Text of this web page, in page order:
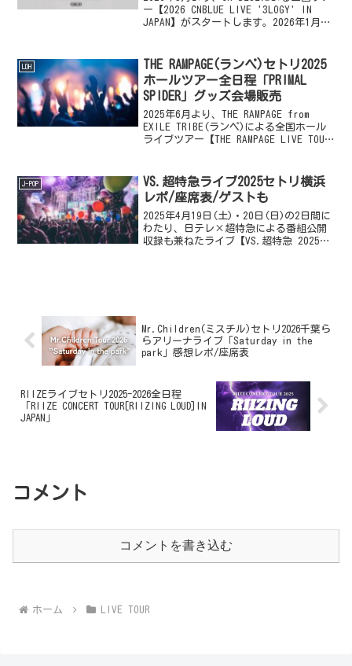
ー【2026 CNBLUE LIVE '3LOGY' IN
JAPAN】がスタートします。2026年1月に
CN...
LDH
THE RAMPAGE(ランペ)セトリ2025
ホールツアー全日程「PRIMAL
SPIDER」グッズ会場販売
2025年6月より、THE RAMPAGE from
EXILE TRIBE(ランペ)による全国ホール
ライブツアー【THE RAMPAGE LIVE TOUR
J-POP
VS.超特急ライブ2025セトリ横浜
レポ/座席表/ゲストも
2025年4月19日(土)・20日(日)の2日間に
わたり、日テレ×超特急による番組公開
収録も兼ねたライブ【VS.超特急 2025】
Mr.Children(ミスチル)セトリ2026千葉ら
らアリーナライブ「Saturday in the
park」感想レポ/座席表
RIIZEライブセトリ2025-2026全日程
「RIIZE CONCERT TOUR[RIIZING LOUD]IN
JAPAN」
コメント
コメントを書き込む
ホーム LIVE TOUR